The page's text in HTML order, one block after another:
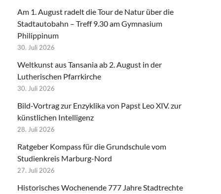
Am 1. August radelt die Tour de Natur über die
Stadtautobahn – Treff 9.30 am Gymnasium
Philippinum
30. Juli 2026
Weltkunst aus Tansania ab 2. August in der
Lutherischen Pfarrkirche
30. Juli 2026
Bild-Vortrag zur Enzyklika von Papst Leo XIV. zur
künstlichen Intelligenz
28. Juli 2026
Ratgeber Kompass für die Grundschule vom
Studienkreis Marburg-Nord
27. Juli 2026
Historisches Wochenende 777 Jahre Stadtrechte